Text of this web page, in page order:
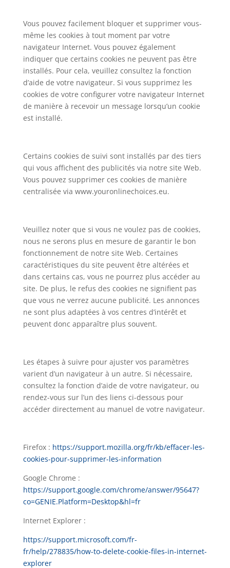
Vous pouvez facilement bloquer et supprimer vous-
même les cookies à tout moment par votre
navigateur Internet. Vous pouvez également
indiquer que certains cookies ne peuvent pas être
installés. Pour cela, veuillez consultez la fonction
d’aide de votre navigateur. Si vous supprimez les
cookies de votre configurer votre navigateur Internet
de manière à recevoir un message lorsqu’un cookie
est installé.
Certains cookies de suivi sont installés par des tiers
qui vous affichent des publicités via notre site Web.
Vous pouvez supprimer ces cookies de manière
centralisée via www.youronlinechoices.eu.
Veuillez noter que si vous ne voulez pas de cookies,
nous ne serons plus en mesure de garantir le bon
fonctionnement de notre site Web. Certaines
caractéristiques du site peuvent être altérées et
dans certains cas, vous ne pourrez plus accéder au
site. De plus, le refus des cookies ne signifient pas
que vous ne verrez aucune publicité. Les annonces
ne sont plus adaptées à vos centres d’intérêt et
peuvent donc apparaître plus souvent.
Les étapes à suivre pour ajuster vos paramètres
varient d’un navigateur à un autre. Si nécessaire,
consultez la fonction d’aide de votre navigateur, ou
rendez-vous sur l’un des liens ci-dessous pour
accéder directement au manuel de votre navigateur.
Firefox : https://support.mozilla.org/fr/kb/effacer-les-
cookies-pour-supprimer-les-information
Google Chrome :
https://support.google.com/chrome/answer/95647?
co=GENIE.Platform=Desktop&hl=fr
Internet Explorer :
https://support.microsoft.com/fr-
fr/help/278835/how-to-delete-cookie-files-in-internet-
explorer